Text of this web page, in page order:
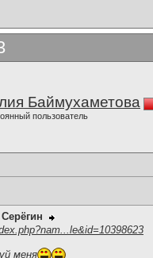
Баймухаметова
пользователь
меня